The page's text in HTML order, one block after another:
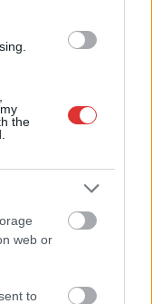
the
web or
to
figyelmesek kedd